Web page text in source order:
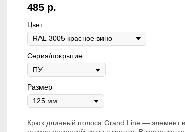
485 р.
Цвет
Серия/покрытие
Размер
Крюк длинный полоса Grand Line — элемент